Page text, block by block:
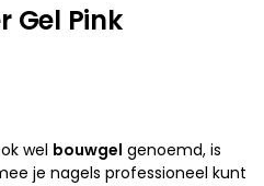
Gel Pink
wel bouwgel genoemd, is
je nagels professioneel kunt